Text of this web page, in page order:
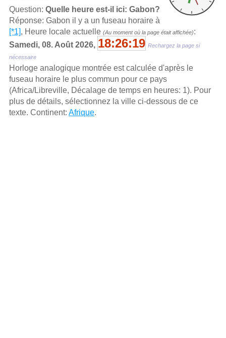
Question: Quelle heure est-il ici: Gabon?
Réponse: Gabon il y a un fuseau horaire à
[*1], Heure locale actuelle (Au moment où la page était affichée):
Samedi, 08. Août 2026, 18:26:19 Rechargez la page si
nécessaire
Horloge analogique montrée est calculée d'aprѐs le
fuseau horaire le plus commun pour ce pays
(Africa/Libreville, Décalage de temps en heures: 1). Pour
plus de détails, sélectionnez la ville ci-dessous de ce
texte. Continent: Afrique.